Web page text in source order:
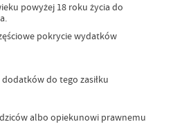
powyżej 18 roku życia do
pokrycie wydatków
do tego zasiłku
albo opiekunowi prawnemu